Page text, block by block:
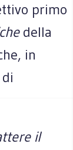
primo
della
in
il